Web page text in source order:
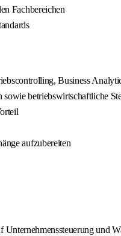
Fachbereichen
Business
betriebswirtschaftliche
aufzubereiten
und